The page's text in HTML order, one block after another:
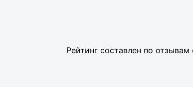
Рейтинг составлен по